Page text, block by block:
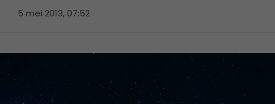
5 mei 2013, 07:52